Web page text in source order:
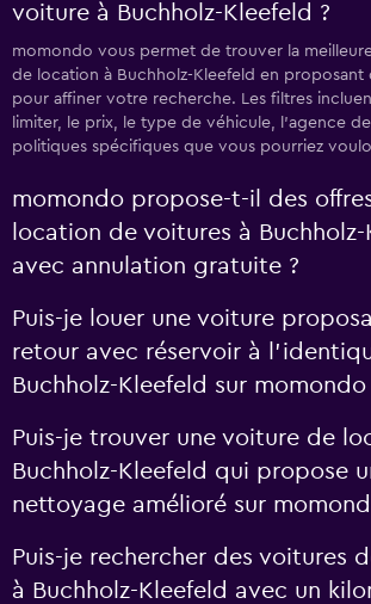
voiture à Buchholz-Kleefeld ?
momondo vous permet de trouver la
de location à Buchholz-Kleefeld en proposant
pour affiner votre recherche. Les filtres
limiter, le prix, le type de véhicule, l'agence
politiques spécifiques que vous pourriez
momondo propose-t-il des
location de voitures à Buchholz-
avec annulation gratuite ?
Puis-je louer une voiture
retour avec réservoir à
Buchholz-Kleefeld sur momondo
Puis-je trouver une voiture de
Buchholz-Kleefeld qui propose
nettoyage amélioré sur
Puis-je rechercher des voitures
à Buchholz-Kleefeld avec un